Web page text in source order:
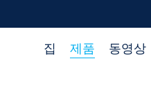
집 제품 동영상